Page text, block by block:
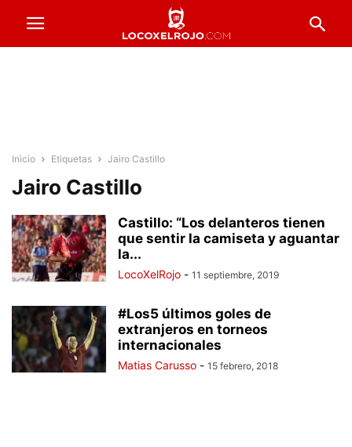
Inicio Etiquetas Jairo Castillo
Jairo Castillo
Castillo: “Los delanteros tienen
que sentir la camiseta y aguantar
la...
LocoXelRojo - 11 septiembre, 2019
#Los5 últimos goles de
extranjeros en torneos
internacionales
Matias Carusso - 15 febrero, 2018